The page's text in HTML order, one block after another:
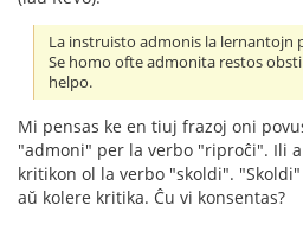
La instruisto admonis la lernantojn
Se homo ofte admonita restos
helpo.
Mi pensas ke en tiuj frazoj oni
"admoni" per la verbo "riproĉi". Ili
kritikon ol la verbo "skoldi".
aŭ kolere kritika. Ĉu vi konsentas?